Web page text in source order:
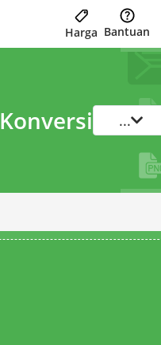
Harga Bantuan
Konversi ...